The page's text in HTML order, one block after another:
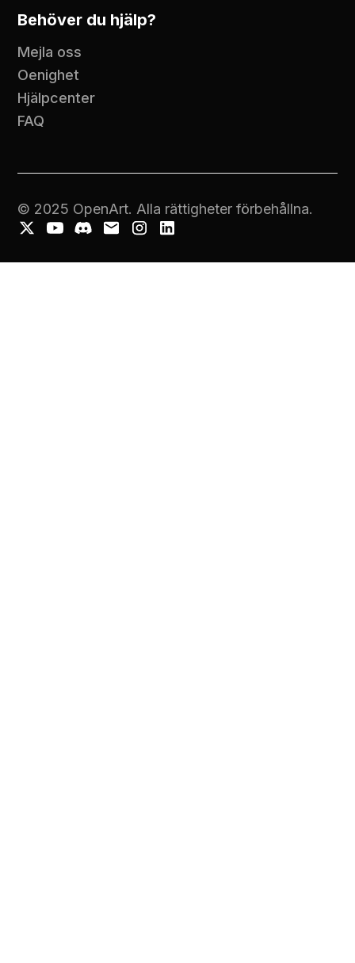
Behöver du hjälp?
Mejla oss
Oenighet
Hjälpcenter
FAQ
© 2025 OpenArt. Alla rättigheter förbehållna.